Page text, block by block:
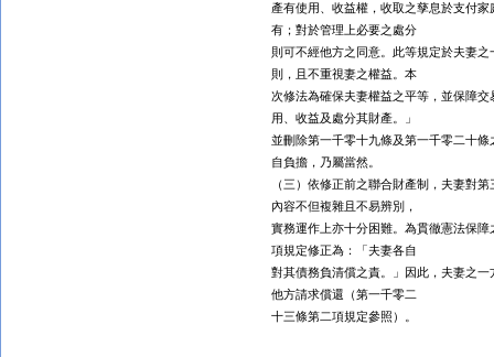
產有使用、收益權，收取之孳息於支付
有；對於管理上必要之處分
則可不經他方之同意。此等規定於夫妻
則，且不重視妻之權益。本
次修法為確保夫妻權益之平等，並保障
用、收益及處分其財產。」
並刪除第一千零十九條及第一千零二十
自負擔，乃屬當然。
（三）依修正前之聯合財產制，夫妻對
內容不但複雜且不易辨別，
實務運作上亦十分困難。為貫徹憲法保
項規定修正為：「夫妻各自
對其債務負清償之責。」因此，夫妻之
他方請求償還（第一千零二
十三條第二項規定參照）。